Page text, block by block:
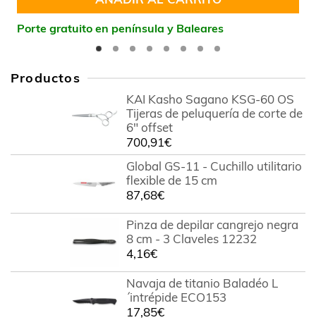
Porte gratuito en península y Baleares
Productos
KAI Kasho Sagano KSG-60 OS
Tijeras de peluquería de corte de
6" offset
700,91€
Global GS-11 - Cuchillo utilitario
flexible de 15 cm
87,68€
Pinza de depilar cangrejo negra
8 cm - 3 Claveles 12232
4,16€
Navaja de titanio Baladéo L
´intrépide ECO153
17,85€